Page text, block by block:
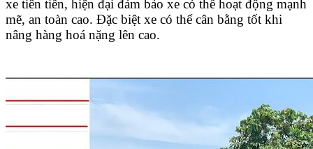
xe tiên tiến, hiện đại đảm bảo xe có thể hoạt động mạnh
mẽ, an toàn cao. Đặc biệt xe có thể cân bằng tốt khi
nâng hàng hoá nặng lên cao.